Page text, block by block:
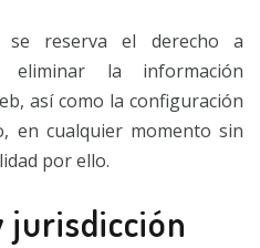
se reserva el derecho a
eliminar la información
así como la configuración
en cualquier momento sin
por ello.
jurisdicción